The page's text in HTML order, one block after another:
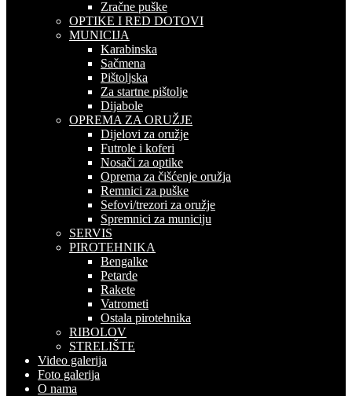
Zračne puške
OPTIKE I RED DOTOVI
MUNICIJA
Karabinska
Sačmena
Pištoljska
Za startne pištolje
Dijabole
OPREMA ZA ORUŽJE
Dijelovi za oružje
Futrole i koferi
Nosači za optike
Oprema za čišćenje oružja
Remnici za puške
Sefovi/trezori za oružje
Spremnici za municiju
SERVIS
PIROTEHNIKA
Bengalke
Petarde
Rakete
Vatrometi
Ostala pirotehnika
RIBOLOV
STRELIŠTE
Video galerija
Foto galerija
O nama